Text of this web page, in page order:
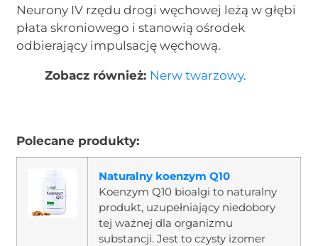
Neurony IV rzędu drogi węchowej leżą w głębi
płata skroniowego i stanowią ośrodek
odbierający impulsację węchową.
Zobacz również: Nerw twarzowy.
Polecane produkty:
Naturalny koenzym Q10
Koenzym Q10 bioalgi to naturalny
produkt, uzupełniający niedobory
tej ważnej dla organizmu
substancji. Jest to czysty izomer